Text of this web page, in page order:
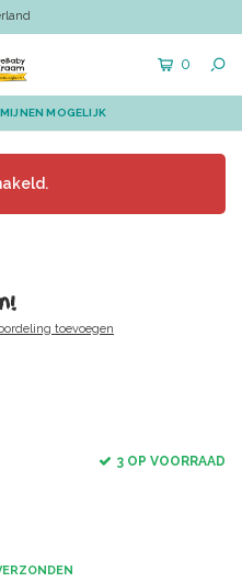
0
MOGELIJK
toevoegen
3 OP VOORRAAD